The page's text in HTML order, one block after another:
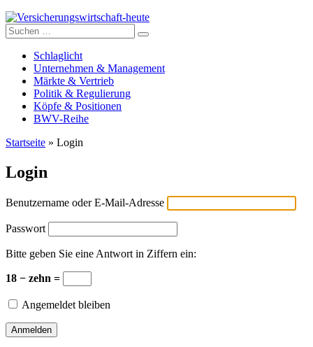
Versicherungswirtschaft-heute
Suche
nach:
Schlaglicht
Unternehmen & Management
Märkte & Vertrieb
Politik & Regulierung
Köpfe & Positionen
BWV-Reihe
Startseite » Login
Login
Benutzername oder E-Mail-Adresse
Passwort
Bitte geben Sie eine Antwort in Ziffern ein:
18 − zehn =
Angemeldet bleiben